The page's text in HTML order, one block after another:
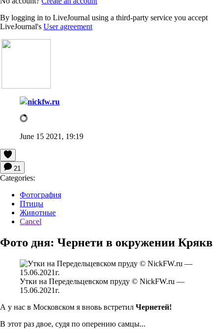
By logging in to LiveJournal using a third-party service you accept
LiveJournal's User agreement
nickfw.ru
June 15 2021, 19:19
21
Categories:
Фотография
Птицы
Животные
Cancel
Фото дня: Чернети в окружении Крякв
Утки на Передельцевском пруду © NickFW.ru —
15.06.2021г.
А у нас в Московском я вновь встретил Чернетей!
В этот раз двое, судя по оперению самцы...